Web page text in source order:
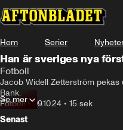
Hem Serier
Han är sveriges nya
Fotboll
Jacob Widell Zetterström pekas
Bank.
Fotboll•09.10.24 • 15 sek
Se mer
Senast